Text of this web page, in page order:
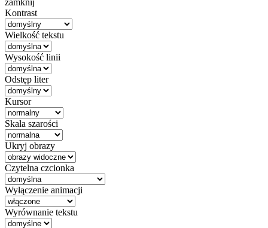
zamknij
Kontrast
Wielkość tekstu
Wysokość linii
Odstęp liter
Kursor
Skala szarości
Ukryj obrazy
Czytelna czcionka
Wyłączenie animacji
Wyrównanie tekstu